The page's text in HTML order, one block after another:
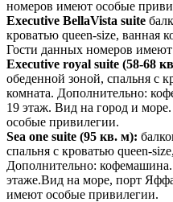
номеров имеют особые
Executive BellaVista suite
кроватью queen-size, ванная
Гости данных номеров
Executive royal suite (58-68
обеденной зоной, спальня с
комната. Дополнительно:
19 этаж. Вид на город и
особые привилегии.
Sea one suite (95 кв. м):
спальня с кроватью queen-
Дополнительно:
этаже.Вид на море, порт
имеют особые привилегии.